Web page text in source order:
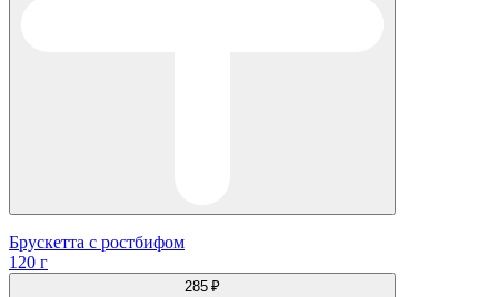
Брускетта с ростбифом
120 г
285 ₽